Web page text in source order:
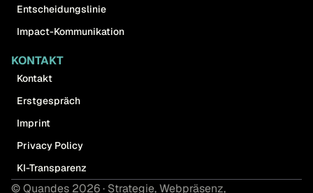
Entscheidungslinie
Impact-Kommunikation
KONTAKT
Kontakt
Erstgespräch
Imprint
Privacy Policy
KI-Transparenz
© Quandes 2026 · Strategie, Webpräsenz,